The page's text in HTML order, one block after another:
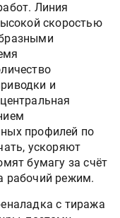
Линия
скоростью
и
профилей по
ускоряют
бумагу за счёт
рабочий режим.
с тиража